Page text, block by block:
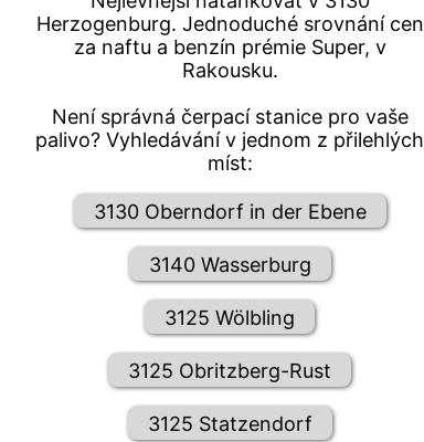
Herzogenburg. Jednoduché srovnání cen
za naftu a benzín prémie Super, v
Rakousku.
Není správná čerpací stanice pro vaše
palivo? Vyhledávání v jednom z přilehlých
míst:
3130 Oberndorf in der Ebene
3140 Wasserburg
3125 Wölbling
3125 Obritzberg-Rust
3125 Statzendorf